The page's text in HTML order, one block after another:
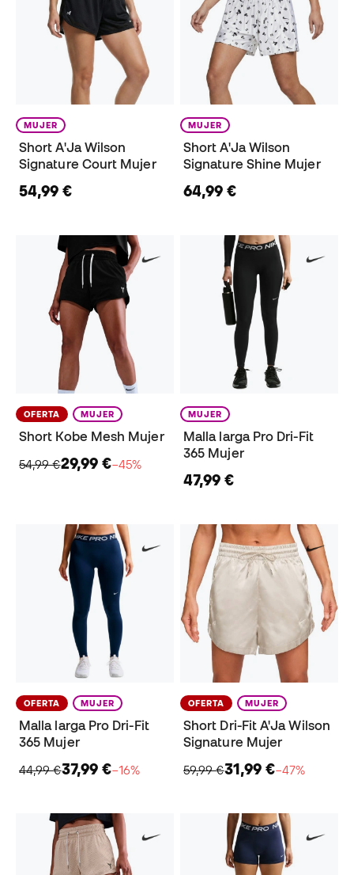
MUJER
Short A'Ja Wilson
Signature Court Mujer
54,99 €
MUJER
Short A'Ja Wilson
Signature Shine Mujer
64,99 €
OFERTA MUJER
Short Kobe Mesh Mujer
54,99 €29,99 €−45%
MUJER
Malla larga Pro Dri-Fit
365 Mujer
47,99 €
OFERTA MUJER
Malla larga Pro Dri-Fit
365 Mujer
44,99 €37,99 €−16%
OFERTA MUJER
Short Dri-Fit A'Ja Wilson
Signature Mujer
59,99 €31,99 €−47%